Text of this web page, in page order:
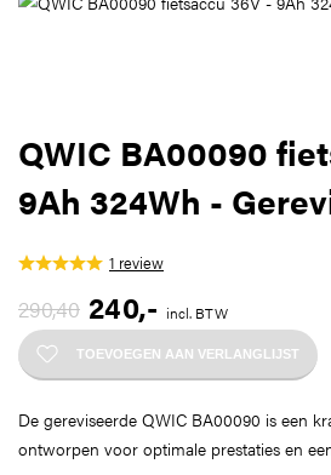
QWIC BA00090
9Ah 324Wh -
1 review
290,40 240,- incl. BTW
TOEVOEGEN AAN VERLANGLIJST
De gereviseerde QWIC BA00090 is een
ontworpen voor optimale prestaties en